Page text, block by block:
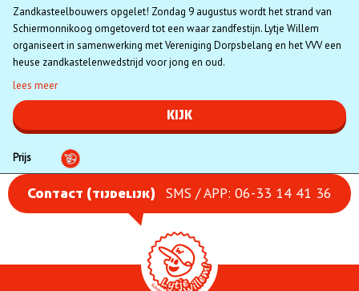
Zandkasteelbouwers opgelet! Zondag 9 augustus wordt het strand van
Schiermonnikoog omgetoverd tot een waar zandfestijn. Lytje Willem
organiseert in samenwerking met Vereniging Dorpsbelang en het VVV een
heuse zandkastelenwedstrijd voor jong en oud.
lees meer
KIJK
Prijs
Contact (tijdelijk) SMS / APP: 06-33 14 41 36